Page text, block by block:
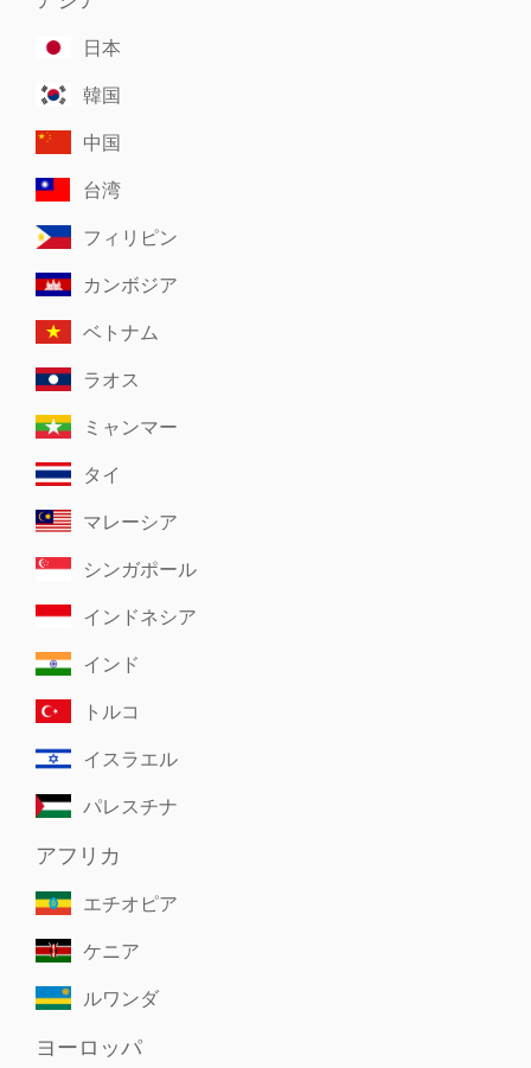
日本
韓国
中国
台湾
フィリピン
カンボジア
ベトナム
ラオス
ミャンマー
タイ
マレーシア
シンガポール
インドネシア
インド
トルコ
イスラエル
パレスチナ
アフリカ
エチオピア
ケニア
ルワンダ
ヨーロッパ